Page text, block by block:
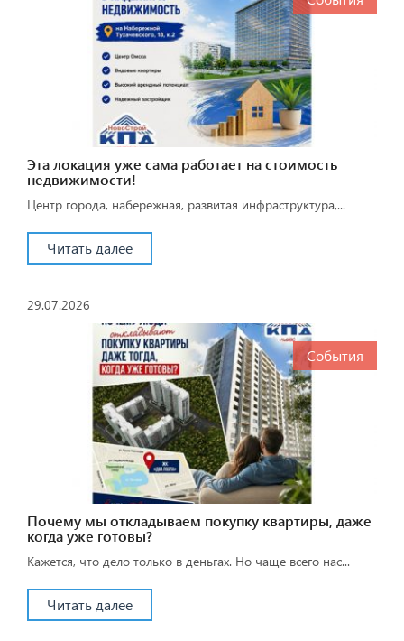
Эта локация уже сама работает на стоимость
недвижимости!
Центр города, набережная, развитая инфраструктура,...
Читать далее
29.07.2026
События
Почему мы откладываем покупку квартиры, даже
когда уже готовы?
Кажется, что дело только в деньгах. Но чаще всего нас...
Читать далее